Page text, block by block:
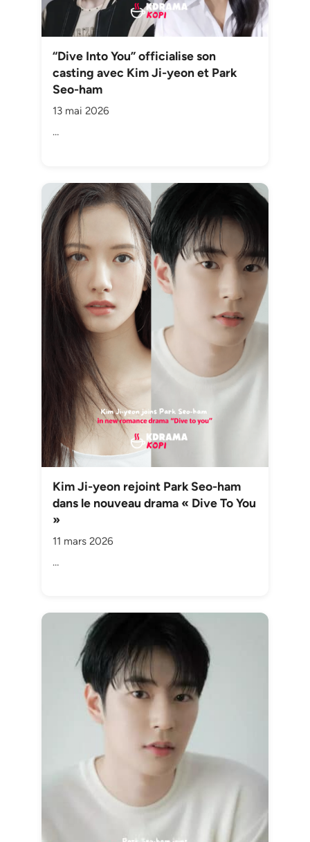
“Dive Into You” officialise son
casting avec Kim Ji-yeon et Park
Seo-ham
13 mai 2026
…
Kim Ji-yeon rejoint Park Seo-ham
dans le nouveau drama « Dive To You
»
11 mars 2026
…